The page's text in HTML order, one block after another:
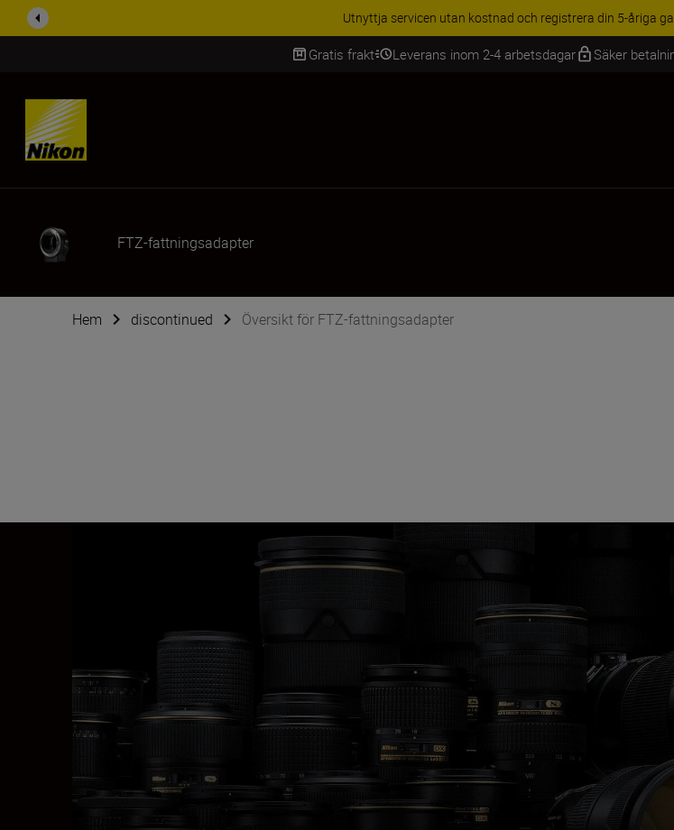
RABATT PÅ TILLBEHÖR | Få 15 % rabatt på utvalda tillbehör,
Gratis frakt Leverans inom 2-4 arbetsdagar Säker
SKIP
FTZ-fattningsadapter
Hem discontinued Översikt för FTZ-fattningsadapter